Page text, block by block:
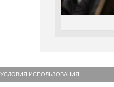
УСЛОВИЯ ИСПОЛЬЗОВАНИЯ